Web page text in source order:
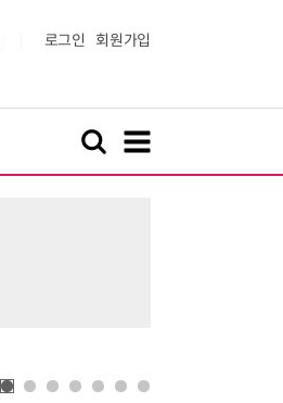
로그인 회원가입